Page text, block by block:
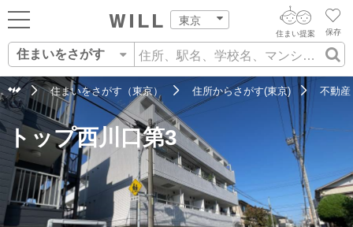
東京
ログイン
新規会員登録
住まいをさがす
住まいを売る
保存
住まい提案
住まいをさがす
住まいをさがす
営業所をさがす
スタッフをさがす
AIウィルくんの提案
AI査定・チャット相談する
不動産エージェントの提案
価格査定を依頼する
住まいをさがす（東京） 住所からさがす(東京) 不動産
トップ西川口第3